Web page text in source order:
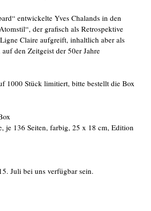
entwickelte Yves Chalands in den
der grafisch als Retrospektive
Claire aufgreift, inhaltlich aber als
den Zeitgeist der 50er Jahre
1000 Stück limitiert, bitte bestellt die Box
je 136 Seiten, farbig, 25 x 18 cm, Edition
Juli bei uns verfügbar sein.